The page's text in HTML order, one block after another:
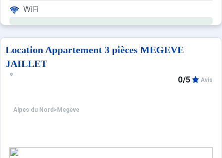
WiFi
Location Appartement 3 pièces MEGEVE
JAILLET
Alpes du Nord > Megève
0/5 Avis